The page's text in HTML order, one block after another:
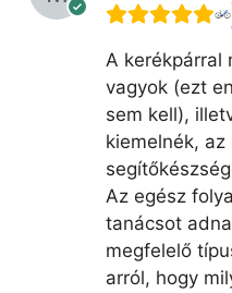
A kerékpárral
vagyok (ezt
sem kell),
kiemelnék,
Az egész
tanácsot
megfelelő
arról, hogy